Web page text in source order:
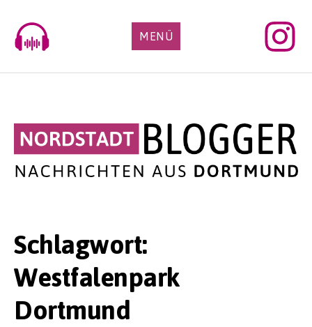
content
MENÜ
Schlagwort:
Westfalenpark
Dortmund